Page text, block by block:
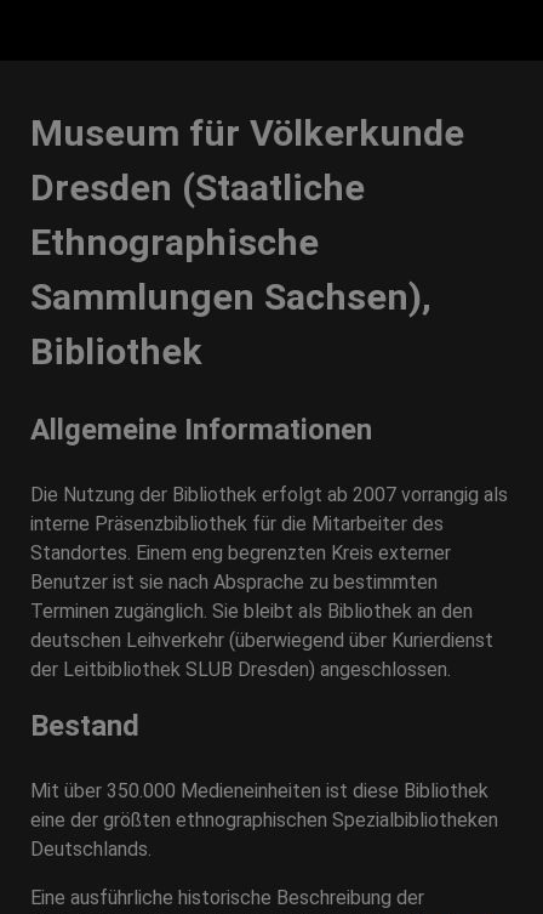
Museum für Völkerkunde
Dresden (Staatliche
Ethnographische
Sammlungen Sachsen),
Bibliothek
Allgemeine Informationen
Die Nutzung der Bibliothek erfolgt ab 2007 vorrangig als
interne Präsenzbibliothek für die Mitarbeiter des
Standortes. Einem eng begrenzten Kreis externer
Benutzer ist sie nach Absprache zu bestimmten
Terminen zugänglich. Sie bleibt als Bibliothek an den
deutschen Leihverkehr (überwiegend über Kurierdienst
der Leitbibliothek SLUB Dresden) angeschlossen.
Bestand
Mit über 350.000 Medieneinheiten ist diese Bibliothek
eine der größten ethnographischen Spezialbibliotheken
Deutschlands.
Eine ausführliche historische Beschreibung der